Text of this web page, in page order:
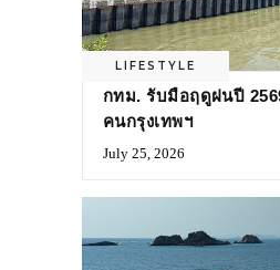
LIFESTYLE
กทม. รับมือฤดูฝนปี
คนกรุงเทพฯ
July 25, 2026